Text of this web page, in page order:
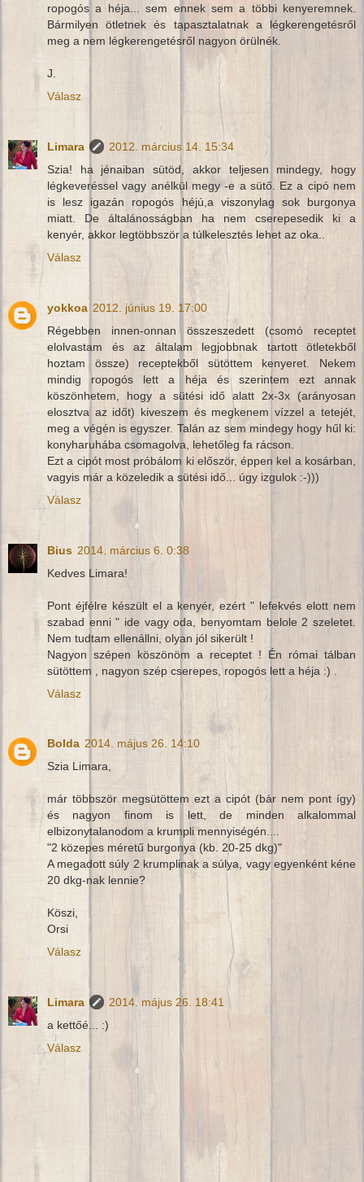
ropogós a héja... sem ennek sem a többi kenyeremnek.
Bármilyen ötletnek és tapasztalatnak a légkerengetésről
meg a nem légkerengetésről nagyon örülnék.
J.
Válasz
Limara
2012. március 14. 15:34
Szia! ha jénaiban sütöd, akkor teljesen mindegy, hogy
légkeveréssel vagy anélkül megy -e a sütő. Ez a cipó nem
is lesz igazán ropogós héjú,a viszonylag sok burgonya
miatt. De általánosságban ha nem cserepesedik ki a
kenyér, akkor legtöbbször a túlkelesztés lehet az oka..
Válasz
yokkoa 2012. június 19. 17:00
Régebben innen-onnan összeszedett (csomó receptet
elolvastam és az általam legjobbnak tartott ötletekből
hoztam össze) receptekből sütöttem kenyeret. Nekem
mindig ropogós lett a héja és szerintem ezt annak
köszönhetem, hogy a sütési idő alatt 2x-3x (arányosan
elosztva az időt) kiveszem és megkenem vízzel a tetejét,
meg a végén is egyszer. Talán az sem mindegy hogy hűl ki:
konyharuhába csomagolva, lehetőleg fa rácson.
Ezt a cipót most próbálom ki először, éppen kel a kosárban,
vagyis már a közeledik a sütési idő... úgy izgulok :-)))
Válasz
Bius 2014. március 6. 0:38
Kedves Limara!
Pont éjfélre készült el a kenyér, ezért " lefekvés elott nem
szabad enni " ide vagy oda, benyomtam belole 2 szeletet.
Nem tudtam ellenállni, olyan jól sikerült !
Nagyon szépen köszönöm a receptet ! Én római tálban
sütöttem , nagyon szép cserepes, ropogós lett a héja :) .
Válasz
Bolda 2014. május 26. 14:10
Szia Limara,
már többször megsütöttem ezt a cipót (bár nem pont így)
és nagyon finom is lett, de minden alkalommal
elbizonytalanodom a krumpli mennyiségén....
"2 közepes méretű burgonya (kb. 20-25 dkg)"
A megadott súly 2 krumplinak a súlya, vagy egyenként kéne
20 dkg-nak lennie?
Köszi,
Orsi
Válasz
Limara
2014. május 26. 18:41
a kettőé... :)
Válasz